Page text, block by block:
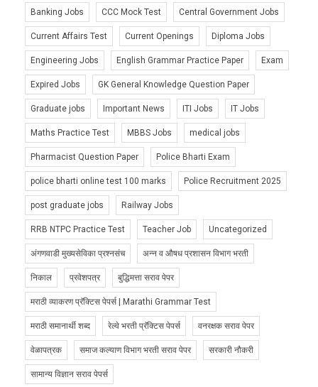
Banking Jobs CCC Mock Test Central Government Jobs
Current Affairs Test Current Openings Diploma Jobs
Engineering Jobs English Grammar Practice Paper Exam
Expired Jobs GK General Knowledge Question Paper
Graduate jobs Important News ITI Jobs IT Jobs
Maths Practice Test MBBS Jobs medical jobs
Pharmacist Question Paper Police Bharti Exam
police bharti online test 100 marks Police Recruitment 2025
post graduate jobs Railway Jobs
RRB NTPC Practice Test Teacher Job Uncategorized
अंगणवाडी मुख्यसेविका प्रश्नसंच अन्न व औषध प्रशासन विभाग भरती
निकाल प्रवेशपत्र बुद्धिमत्ता सराव पेपर
मराठी व्याकरण प्रॅक्टिस पेपर्स | Marathi Grammar Test
मराठी समानार्थी शब्द रेल्वे भरती प्रॅक्टिस पेपर्स वनरक्षक सराव पेपर
वेळापत्रक समाज कल्याण विभाग भरती सराव पेपर सरकारी नौकरी
सामान्य विज्ञान सराव पेपर्स